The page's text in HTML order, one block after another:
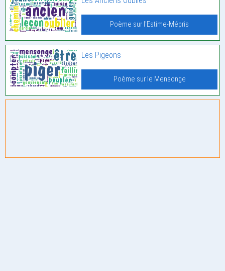
Poème sur l'Estime-Mépris
Les Pigeons
Poème sur le Mensonge